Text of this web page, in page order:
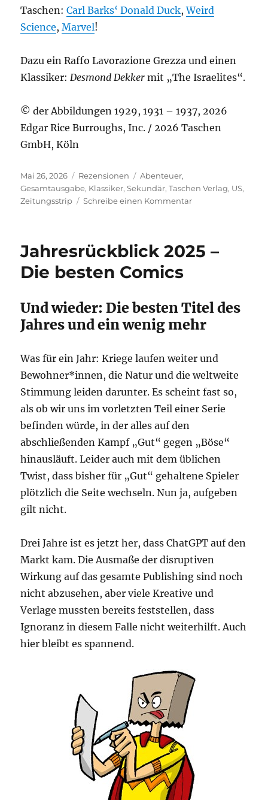
Taschen:Carl Barks‘ Donald Duck,Weird
Science,Marvel!
Dazu ein Raffo Lavorazione Grezza und einen
Klassiker: Desmond Dekker mit „The Israelites“.
© der Abbildungen 1929, 1931 – 1937, 2026
Edgar Rice Burroughs, Inc. / 2026 Taschen
GmbH, Köln
Veröffentlicht
am
Mai 26, 2026 Kategorien
Rezensionen Schlagwörter
Abenteuer,
Gesamtausgabe, Klassiker,Sekundär,Taschen Verlag, US,
Zeitungsstrip
Schreibe einen Kommentarzu
The
Jahresrückblick 2025 –
Die besten Comics
Und wieder: Die besten Titel des
Jahres und ein wenig mehr
Was für ein Jahr: Kriege laufen weiter und
Bewohner*innen, die Natur und die weltweite
Stimmung leiden darunter. Es scheint fast so,
als ob wir uns im vorletzten Teil einer Serie
befinden würde, in der alles auf den
abschließenden Kampf „Gut“ gegen „Böse“
hinausläuft. Leider auch mit dem üblichen
Twist, dass bisher für „Gut“ gehaltene Spieler
plötzlich die Seite wechseln. Nun ja, aufgeben
gilt nicht.
Drei Jahre ist es jetzt her, dass ChatGPT auf den
Markt kam. Die Ausmaße der disruptiven
Wirkung auf das gesamte Publishing sind noch
nicht abzusehen, aber viele Kreative und
Verlage mussten bereits feststellen, dass
Ignoranz in diesem Falle nicht weiterhilft. Auch
hier bleibt es spannend.